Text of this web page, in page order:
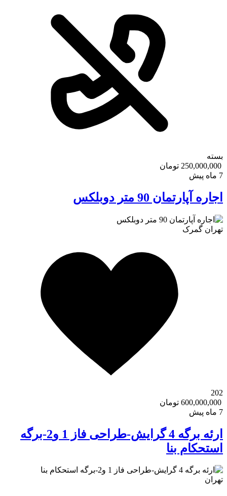
بسته
250,000,000 تومان
اجاره آپارتمان 90 متر دوبلکس
تهرانگمرک
202
600,000,000 تومان
ارئه برگه 4 گرایش-طراحی فاز 1 و2-برگه
استحکام بنا
تهران